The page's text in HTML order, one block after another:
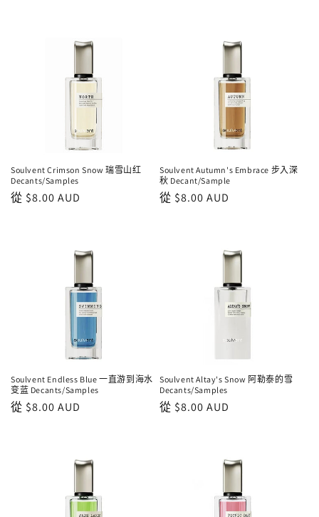
Soulvent Crimson Snow 瑞雪山红
Decants/Samples
正
從 $8.00 AUD
Soulvent Autumn's Embrace 步入深
秋 Decant/Sample
正
從 $8.00 AUD
Soulvent Endless Blue 一直游到海水
变蓝 Decants/Samples
正
從 $8.00 AUD
Soulvent Altay's Snow 阿勒泰的雪
Decants/Samples
正
從 $8.00 AUD